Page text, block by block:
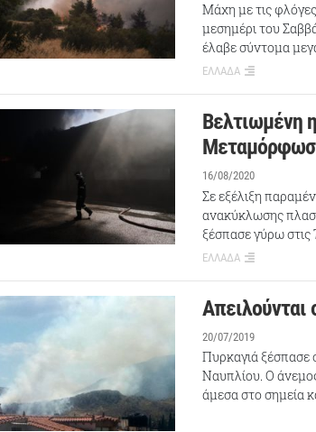
Μάχη με τις
μεσημέρι του
έλαβε σύντομα
ΕΛΛΑΔΑ
Βελτιωμένη
16/08/2020
Σε εξέλιξη
ανακύκλωσης
ξέσπασε γύρω
ΕΛΛΑΔΑ
Απειλούνται
20/07/2019
Πυρκαγιά ξέσπασε
Ναυπλίου. Ο
άμεσα στο σημεία